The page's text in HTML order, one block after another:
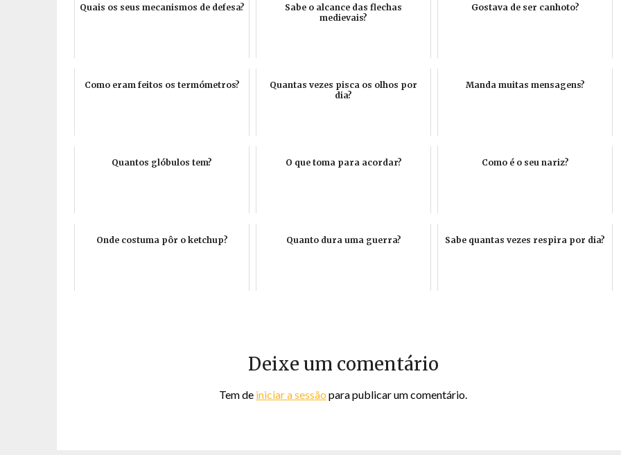
Quais os seus mecanismos de defesa?
Sabe o alcance das flechas
medievais?
Gostava de ser canhoto?
Como eram feitos os termómetros?
Quantas vezes pisca os olhos por
dia?
Manda muitas mensagens?
Quantos glóbulos tem? O que toma para acordar? Como é o seu nariz?
Onde costuma pôr o ketchup? Quanto dura uma guerra? Sabe quantas vezes respira por dia?
Deixe um comentário
Tem de iniciar a sessão para publicar um comentário.